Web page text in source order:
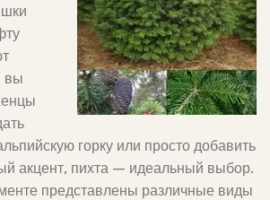
вы
горку или просто добавить
акцент, пихта – идеальный выбор.
представлены различные виды